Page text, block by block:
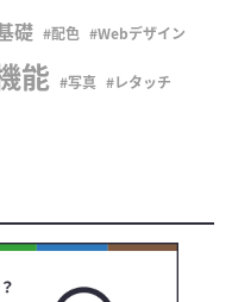
礎 配色 Webデザイン
能 写真 レタッチ